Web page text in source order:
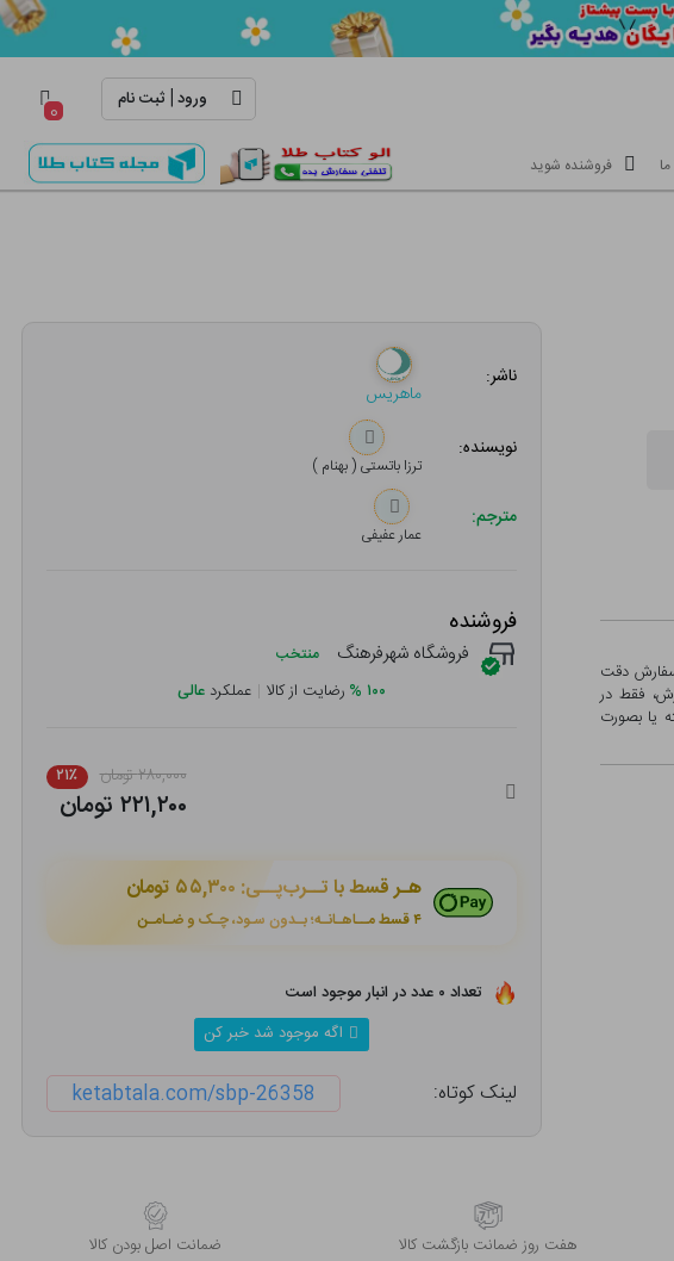
ورود| ثبت نام ۰
فروشنده شوید
دقت
فقط در
یا بصورت
ناشر:
ماهریس
نویسنده:
ترزا باتستی ( بهنام )
مترجم:
عمار عفیفی
فروشنده
فروشگاه شهرفرهنگ منتخب
۱۰۰ % رضایت از کالا | عملکرد عالی
۲۸۰,۰۰۰ تومان ۲۱٪
۲۲۱,۲۰۰ تومان
هـر قسط با تــرب‌پــی: ۵۵,۳۰۰ تومان
۴ قسط مــاهـانـه؛ بـدون سـود، چـک و ضـامـن
تعداد ۰ عدد در انبار موجود است
اگه موجود شد خبر کن
لینک کوتاه: ketabtala.com/sbp-26358
هفت روز ضمانت بازگشت کالا ﺿﻤﺎﻧﺖ اﺻﻞ ﺑﻮدن ﮐﺎﻟﺎ